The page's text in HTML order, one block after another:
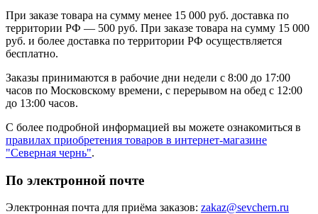
При заказе товара на сумму менее 15 000 руб. доставка по
территории РФ — 500 руб. При заказе товара на сумму 15 000
руб. и более доставка по территории РФ осуществляется
бесплатно.
Заказы принимаются в рабочие дни недели с 8:00 до 17:00
часов по Московскому времени, с перерывом на обед с 12:00
до 13:00 часов.
С более подробной информацией вы можете ознакомиться в
правилах приобретения товаров в интернет-магазине
"Северная чернь".
По электронной почте
Электронная почта для приёма заказов: zakaz@sevchern.ru